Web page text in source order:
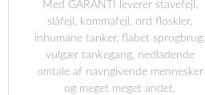
Med GARANTI leverer stavefejl,
slåfejl, kommafejl, ord floskler,
inhumane tanker, flabet sprogbrug,
vulgær tankegang, nedladende
omtale af navngivende mennesker
og meget meget andet.